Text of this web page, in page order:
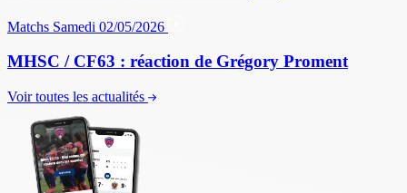
Matchs Samedi 02/05/2026
MHSC / CF63 : réaction de Grégory Proment
Voir toutes les actualités